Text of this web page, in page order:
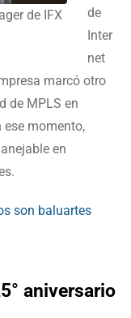
de IFX
de
Inter
net
marcó otro
de MPLS en
ese momento,
en
son baluartes
aniversario